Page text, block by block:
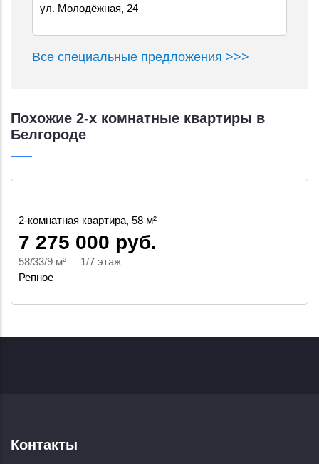
ул. Молодёжная, 24
Все специальные предложения >>>
Похожие 2-х комнатные квартиры в
Белгороде
2-комнатная квартира, 58 м²
7 275 000 руб.
58/33/9 м² 1/7 этаж
Репное
Контакты